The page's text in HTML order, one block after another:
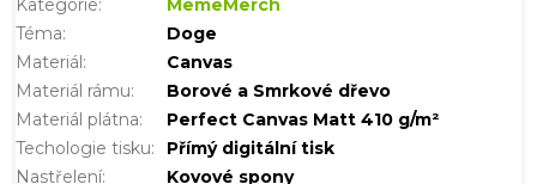
Kategorie:
MemeMerch
Téma:
Doge
Materiál:
Canvas
Materiál rámu:
Borové a Smrkové dřevo
Materiál plátna:
Perfect Canvas Matt 410 g/m²
Techologie tisku:
Přímý digitální tisk
Nastřelení:
Kovové spony